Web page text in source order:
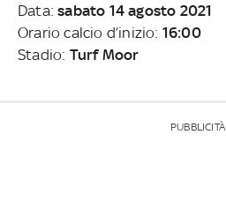
Data:sabato 14 agosto 2021
Orario calcio d’inizio: 16:00
Stadio: Turf Moor
PUBBLICITÀ